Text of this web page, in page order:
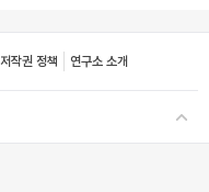
저작권 정책 연구소 소개